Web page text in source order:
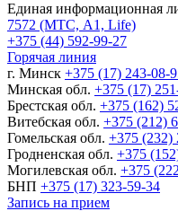
Единая информационная
7572 (МТС, A1, Life)
+375 (44) 592-99-27
Горячая линия
г. Минск +375 (17) 243-08-
Минская обл. +375 (17)
Брестская обл. +375 (162)
Витебская обл. +375 (212)
Гомельская обл. +375 (232)
Гродненская обл. +375
Могилевская обл. +375
БНП +375 (17) 323-59-34
Запись на прием